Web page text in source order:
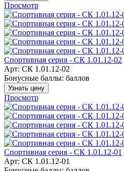
Просмотр
Спортивная серия - СК 1.01.12-02
Арт: СК 1.01.12-02
Бонусные баллы: баллов
Узнать цену
Просмотр
Спортивная серия - СК 1.01.12-01
Арт: СК 1.01.12-01